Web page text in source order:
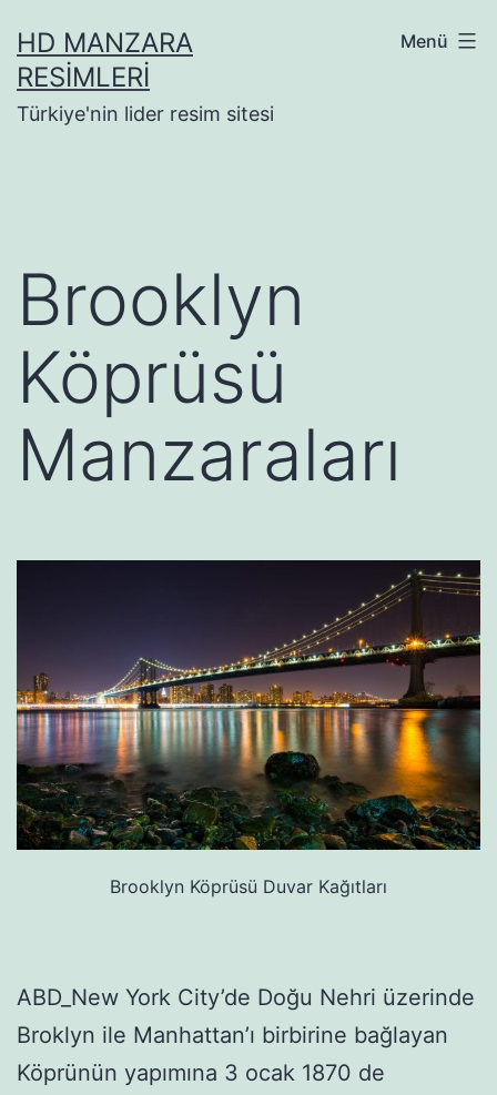
geçHD MANZARA
RESIMLERI
Türkiye'nin lider resim sitesi
Menü
Brooklyn
Köprüsü
Manzaraları
Brooklyn Köprüsü Duvar Kağıtları
ABD_New York City’de Doğu Nehri üzerinde
Broklyn ile Manhattan’ı birbirine bağlayan
Köprünün yapımına 3 ocak 1870 de